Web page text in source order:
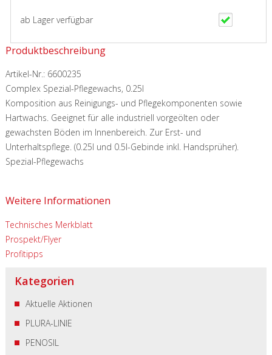
ab Lager verfügbar
Produktbeschreibung
Artikel-Nr.: 6600235
Complex Spezial-Pflegewachs, 0.25l
Komposition aus Reinigungs- und Pflegekomponenten sowie
Hartwachs. Geeignet für alle industriell vorgeölten oder
gewachsten Böden im Innenbereich. Zur Erst- und
Unterhaltspflege. (0.25l und 0.5l-Gebinde inkl. Handsprüher).
Spezial-Pflegewachs
Weitere Informationen
Technisches Merkblatt
Prospekt/Flyer
Profitipps
Kategorien
Aktuelle Aktionen
PLURA-LINIE
PENOSIL